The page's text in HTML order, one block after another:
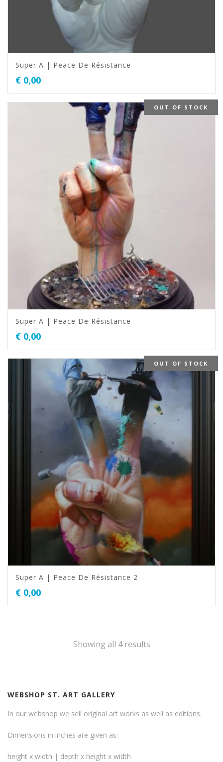
Super A | Peace De Résistance
€ 0,00
OUT OF STOCK
Super A | Peace De Résistance
€ 0,00
OUT OF STOCK
Super A | Peace De Résistance 2
€ 0,00
Showing all 4 results
WEBSHOP ST. ART GALLERY
In our webshop we sell original art works as well as editions.
Dimensions in inches are given as:
height x width | depth x height x width